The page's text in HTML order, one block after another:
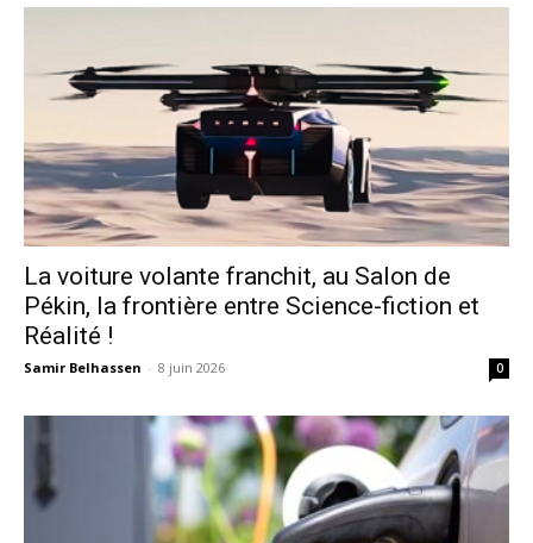
La voiture volante franchit, au Salon de
Pékin, la frontière entre Science-fiction et
Réalité !
Samir Belhassen - 8 juin 2026 0